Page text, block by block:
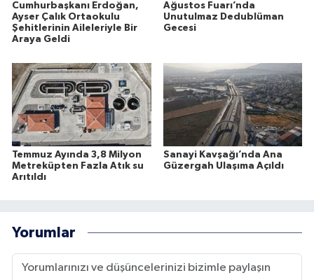
Cumhurbaşkanı Erdoğan,
Ayser Çalık Ortaokulu
Şehitlerinin Aileleriyle Bir
Araya Geldi
Ağustos Fuarı’nda
Unutulmaz Dedublüman
Gecesi
Temmuz Ayında 3,8 Milyon
Metreküpten Fazla Atık su
Arıtıldı
Sanayi Kavşağı’nda Ana
Güzergah Ulaşıma Açıldı
Yorumlar